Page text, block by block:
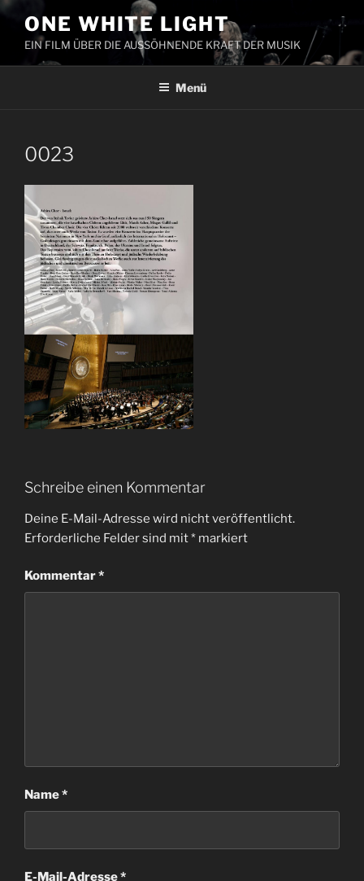
Zum
Inhalt
springen
ONE WHITE LIGHT
EIN FILM ÜBER DIE AUSSÖHNENDE KRAFT DER MUSIK
Menü
0023
Schreibe einen Kommentar
Deine E-Mail-Adresse wird nicht veröffentlicht.
Erforderliche Felder sind mit* markiert
Kommentar*
Name*
E-Mail-Adresse*